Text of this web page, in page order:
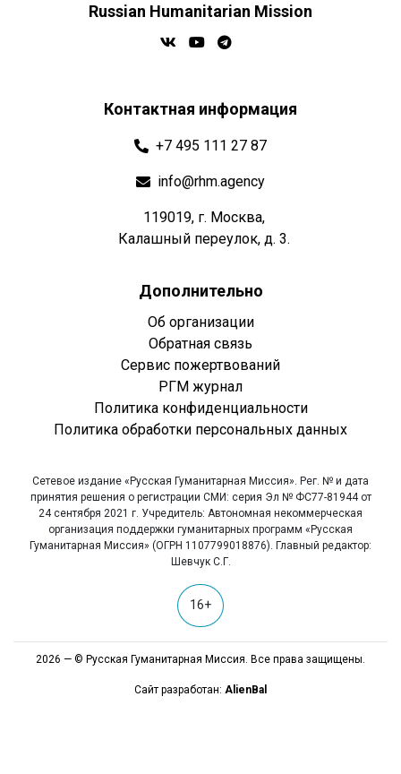
Russian Humanitarian Mission
Контактная информация
+7 495 111 27 87
info@rhm.agency
119019, г. Москва,
Калашный переулок, д. 3.
Дополнительно
Об организации
Обратная связь
Сервис пожертвований
РГМ журнал
Политика конфиденциальности
Политика обработки персональных данных
Сетевое издание «Русская Гуманитарная Миссия». Рег. № и дата
принятия решения о регистрации СМИ: серия Эл № ФС77-81944 от
24 сентября 2021 г. Учредитель: Автономная некоммерческая
организация поддержки гуманитарных программ «Русская
Гуманитарная Миссия» (ОГРН 1107799018876). Главный редактор:
Шевчук С.Г.
16+
2026 — © Русская Гуманитарная Миссия. Все права защищены.
Сайт разработан: AlienBal